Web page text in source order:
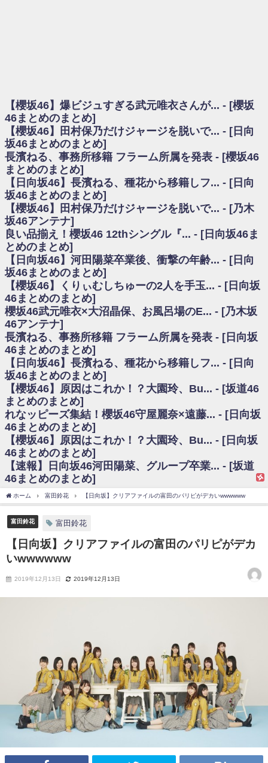
日向坂46まとめのまとめ / 【日向坂46】富田鈴花1st写真集、発売記念記者
会見の模様がこちら！
乃木坂欅坂まとめのまとめ / 【日向坂46】河田陽菜卒業の影響、ガチでデ
カそう...
欅坂あんてな ～欅坂46のニュース・情報・話題をピックアップ / れなッ
ピーズ集結！櫻坂46守屋麗奈×遠藤理子、8/6「ラヴィット！」水曜スタジオ出
演決定
欅坂/日向坂46まとめのまとめ / 【櫻坂46】田村保乃だけジャージを脱いで
いた理由
日向坂46まとめのまとめ / 【日向坂46】若林さん「笑えないぐらい師匠だ
から」佐々木久美と卒業後初の共演の様子がこちら！【激レアさん】
日向坂46まとめのまとめ / 【元日向坂46】情報解禁前で言えない！？丹生
ちゃん、メンバーと会った模様
乃木坂欅坂まとめのまとめ / 【日向坂46】この月、何かあるのか！？『お
願いバッハ！』ミーグリ日程がこちら
欅坂/日向坂46まとめのまとめ / 【櫻坂46】ミーグリで喧嘩！？山下瞳月、
これはマジギレしてる
乃木坂46アンテナ / 【櫻坂46】ハリソン守屋「ゆーづのせいです」【ラヴ
ィット!】
乃木坂あんてな ～乃木坂46・欅坂46・日向坂46のニュース・情報・話題
をピックアップ / 良い品揃え！櫻坂46 12thシングル『Make or Break』オフィ
シャルグッズ絶賛販売受付中
日向坂46まとめのまとめ / 【日向坂46】この月、何かあるのか！？『お願
いバッハ！』ミーグリ日程がこちら
日向坂46まとめのまとめ / 【元日向坂46】この卒業生、めちゃくちゃテレ
ビで見かけるな
欅坂/日向坂46まとめのまとめ / 【櫻坂46】リアルミーグリであの販売も！
『Make or Break』オフィシャルグッズ解禁
乃木坂46アンテナ / 【櫻坂46】ミーグリで喧嘩！？山下瞳月、これはマジ
ギレしてる
乃木坂あんてな ～乃木坂46・欅坂46・日向坂46のニュース・情報・話題
をピックアップ / れなッピーズ集結！櫻坂46守屋麗奈×遠藤理子、8/6「ラヴィ
ット！」水曜スタジオ出演決定
日向坂46まとめのまとめ / 【日向坂46】富田鈴花、次の事務所が決まって
そう！？
日向坂46まとめのまとめ / 【日向坂46】富田鈴花、次の事務所が決まって
そう！？
ハ！』ミーグリ日程がこちら
をピックアップ / 日向坂46卒業後初共演！佐々木久美さん、師匠オードリー若
欅坂46/日向坂46まとめのまとめ / 『anan』の表紙の櫻坂46さん、多様性
の時代だと話題に
日向坂46まとめのまとめ / 【朗報】増田三莉音さんの生足
日向坂46まとめのまとめ / 【日向坂46】富田鈴花1st写真集の先行カット、
日向坂46まとめのまとめ / 【日向坂46】五期生着ぐるみ生写真も！ 富田鈴
花考案グッズ＆生写真5種が公開される
日向坂46まとめのまとめ / これから彼氏と行為する直前の賀喜遥香、やば
アイドル – ぷぅアンテナ / 「乃木坂46ののぎおび⊿」北野日奈子が生配
信！【2022.3.22 17:15〜 SHOWROOM】
アイドル – ぷぅアンテナ / 2022年3月22日（火）のメディア情報
ぺいとう×いちごみるく×マヨラー星人 と同じと考えてよろしいですか？
【櫻坂46】爆ビジュすぎる武元唯衣さんが... - [櫻坂
46まとめのまとめ]
【櫻坂46】田村保乃だけジャージを脱いで... - [日向
坂46まとめのまとめ]
長濱ねる、事務所移籍 フラーム所属を発表 - [櫻坂46
まとめのまとめ]
【日向坂46】長濱ねる、種花から移籍しフ... - [日向
坂46まとめのまとめ]
【櫻坂46】田村保乃だけジャージを脱いで... - [乃木
坂46アンテナ]
良い品揃え！櫻坂46 12thシングル『... - [日向坂46ま
とめのまとめ]
【日向坂46】河田陽菜卒業後、衝撃の年齢... - [日向
坂46まとめのまとめ]
【櫻坂46】くりぃむしちゅーの2人を手玉... - [日向坂
46まとめのまとめ]
櫻坂46武元唯衣×大沼晶保、お風呂場のE... - [乃木坂
46アンテナ]
長濱ねる、事務所移籍 フラーム所属を発表 - [日向坂
46まとめのまとめ]
【日向坂46】長濱ねる、種花から移籍しフ... - [日向
坂46まとめのまとめ]
【櫻坂46】原因はこれか！？大園玲、Bu... - [坂道46
まとめのまとめ]
れなッピーズ集結！櫻坂46守屋麗奈×遠藤... - [日向坂
46まとめのまとめ]
【櫻坂46】原因はこれか！？大園玲、Bu... - [日向坂
46まとめのまとめ]
【速報】日向坂46河田陽菜、グループ卒業... - [坂道
46まとめのまとめ]
ホーム 富田鈴花 【日向坂】クリアファイルの富田のパリピがデカいwwwwww
富田鈴花 富田鈴花
【日向坂】クリアファイルの富田のパリピがデカ
いwwwwww
2019年12月13日 2019年12月13日